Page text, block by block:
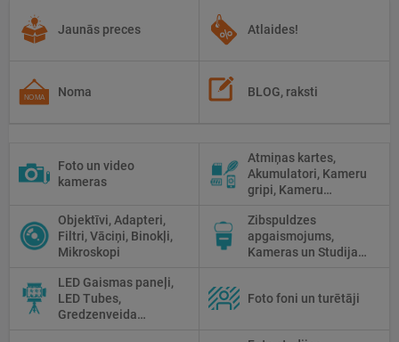
Jaunās preces Atlaides!
Noma BLOG, raksti
Foto un video
kameras
Atmiņas kartes,
Akumulatori, Kameru
gripi, Kameru
tīrīšanai
Objektīvi, Adapteri,
Filtri, Vāciņi, Binokļi,
Mikroskopi
Zibspuldzes
apgaismojums,
Kameras un Studijas
LED Gaismas paneļi,
LED Tubes,
Gredzenveida
Foto foni un turētāji